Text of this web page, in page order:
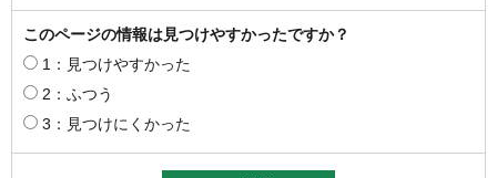
このページの情報は見つけやすかったですか？
1：見つけやすかった
2：ふつう
3：見つけにくかった